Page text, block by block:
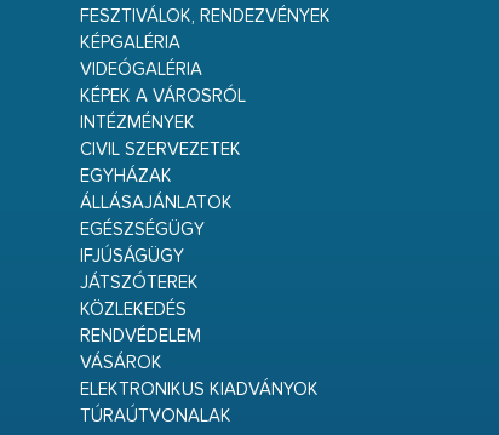
FESZTIVÁLOK, RENDEZVÉNYEK
KÉPGALÉRIA
VIDEÓGALÉRIA
KÉPEK A VÁROSRÓL
INTÉZMÉNYEK
CIVIL SZERVEZETEK
EGYHÁZAK
ÁLLÁSAJÁNLATOK
EGÉSZSÉGÜGY
IFJÚSÁGÜGY
JÁTSZÓTEREK
KÖZLEKEDÉS
RENDVÉDELEM
VÁSÁROK
ELEKTRONIKUS KIADVÁNYOK
TÚRAÚTVONALAK